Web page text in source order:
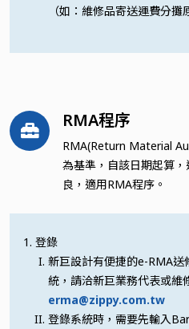
（如：維修品寄送運費分
RMA程序
RMA(Return Material
為基準，自該日期起算
良，適用RMA程序。
登錄
新巨設計有便捷的e-RMA
統，請洽新巨業務代表或維
erma@zippy.com.tw
登錄系統時，需要先輸入